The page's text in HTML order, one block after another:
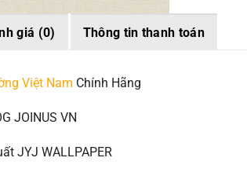
giá (0) Thông tin thanh toán
Việt Nam Chính Hãng
JOINUS VN
JYJ WALLPAPER